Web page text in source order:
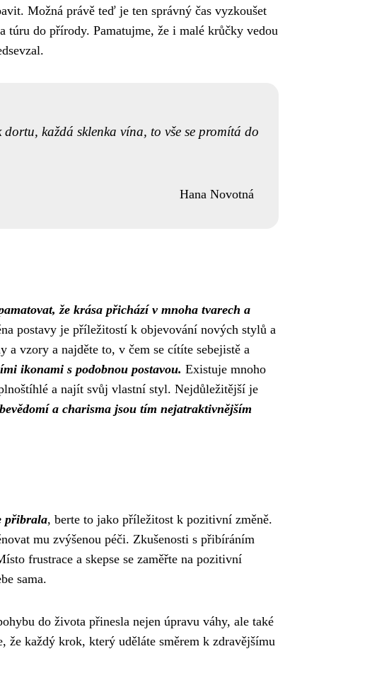
Možná právě teď je ten správný čas vyzkoušet
túru do přírody. Pamatujme, že i malé krůčky vedou
každá sklenka vína, to vše se promítá do
Hana Novotná
že krása přichází v mnoha tvarech a
postavy je příležitostí k objevování nových stylů a
vzory a najděte to, v čem se cítíte sebejistě a
ikonami s podobnou postavou. Existuje mnoho
a najít svůj vlastní styl. Nejdůležitější je
a charisma jsou tím nejatraktivnějším
přibrala, berte to jako příležitost k pozitivní změně.
mu zvýšenou péči. Zkušenosti s přibíráním
frustrace a skepse se zaměřte na pozitivní
sama.
do života přinesla nejen úpravu váhy, ale také
že každý krok, který uděláte směrem k zdravějšímu